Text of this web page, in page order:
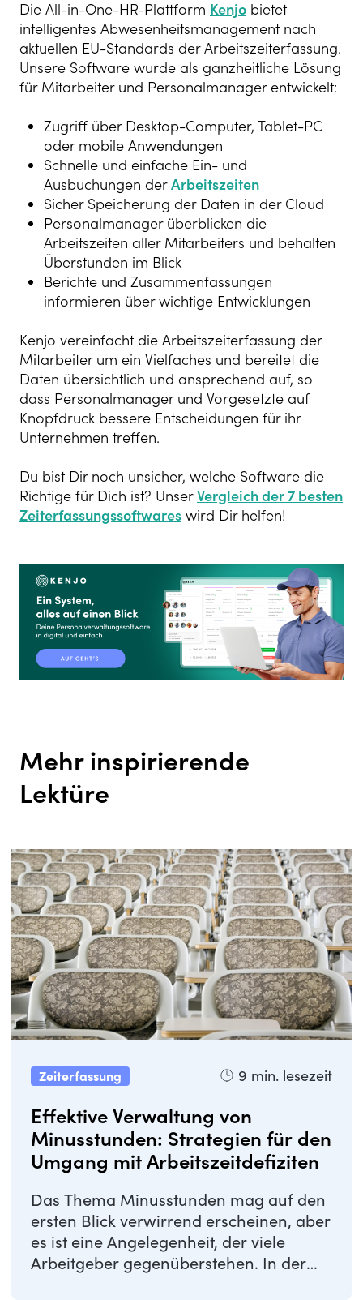
Die All-in-One-HR-Plattform Kenjo bietet
intelligentes Abwesenheitsmanagement nach
aktuellen EU-Standards der Arbeitszeiterfassung.
Unsere Software wurde als ganzheitliche Lösung
für Mitarbeiter und Personalmanager entwickelt:
Zugriff über Desktop-Computer, Tablet-PC
oder mobile Anwendungen
Schnelle und einfache Ein- und
Ausbuchungen derArbeitszeiten
Sicher Speicherung der Daten in der Cloud
Personalmanager überblicken die
Arbeitszeiten aller Mitarbeiters und behalten
Überstunden im Blick
Berichte und Zusammenfassungen
informieren über wichtige Entwicklungen
Kenjo vereinfacht die Arbeitszeiterfassung der
Mitarbeiter um ein Vielfaches und bereitet die
Daten übersichtlich und ansprechend auf, so
dass Personalmanager und Vorgesetzte auf
Knopfdruck bessere Entscheidungen für ihr
Unternehmen treffen.
Du bist Dir noch unsicher, welche Software die
Richtige für Dich ist? UnserVergleich der 7 besten
Zeiterfassungssoftwares wird Dir helfen!
Mehr inspirierende
Lektüre
Zeiterfassung 9 min. lesezeit
Effektive Verwaltung von
Minusstunden: Strategien für den
Umgang mit Arbeitszeitdefiziten
Das Thema Minusstunden mag auf den
ersten Blick verwirrend erscheinen, aber
es ist eine Angelegenheit, der viele
Arbeitgeber gegenüberstehen. In der